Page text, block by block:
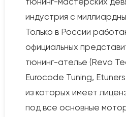
индустрия с
Только в России
официальных
тюнинг-ателье (Revo
Eurocode Tuning,
из которых имеет
под все основные